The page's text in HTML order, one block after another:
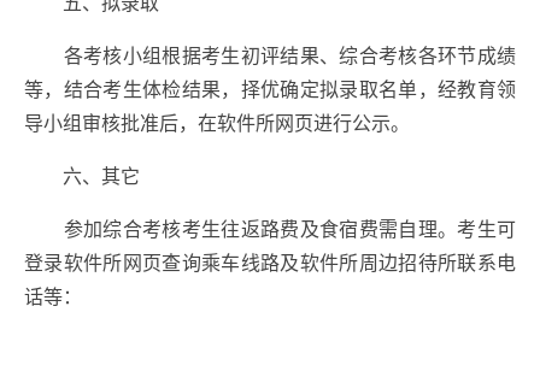
各考核小组根据考生初评结果、综合考核各环节成绩
等，结合考生体检结果，择优确定拟录取名单，经教育领
导小组审核批准后，在软件所网页进行公示。
六、其它
参加综合考核考生往返路费及食宿费需自理。考生可
登录软件所网页查询乘车线路及软件所周边招待所联系电
话等：